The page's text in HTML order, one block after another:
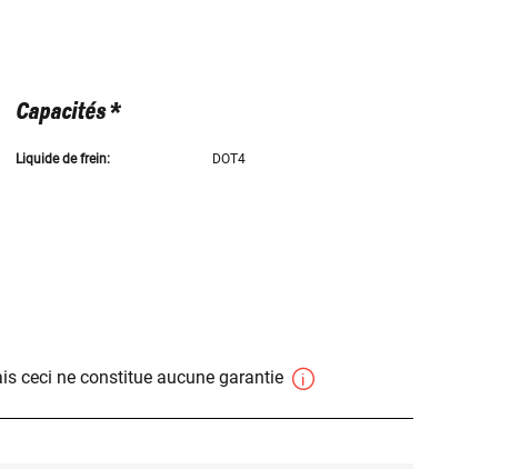
Capacités *
Liquide de frein: DOT4
ceci ne constitue aucune garantie